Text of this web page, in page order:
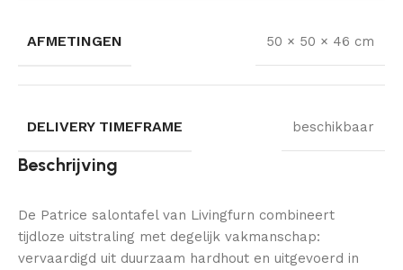
AFMETINGEN 50 × 50 × 46 cm
DELIVERY TIMEFRAME beschikbaar
Beschrijving
De Patrice salontafel van Livingfurn combineert
tijdloze uitstraling met degelijk vakmanschap:
vervaardigd uit duurzaam hardhout en uitgevoerd in